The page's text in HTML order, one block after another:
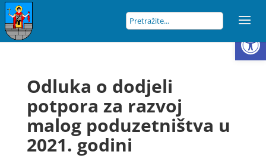
Odluka o dodjeli
potpora za razvoj
malog poduzetništva u
2021. godini